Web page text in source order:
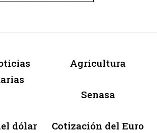
Agricultura
Senasa
dólar Cotización del Euro